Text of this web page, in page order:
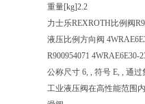
重量[kg]2.2
力士乐REXROTH比例阀
液压比例方向阀
R900954071 4WRAE6E30-
公称尺寸 6, , 符号 E, , 通
工业液压阀在高性能范围